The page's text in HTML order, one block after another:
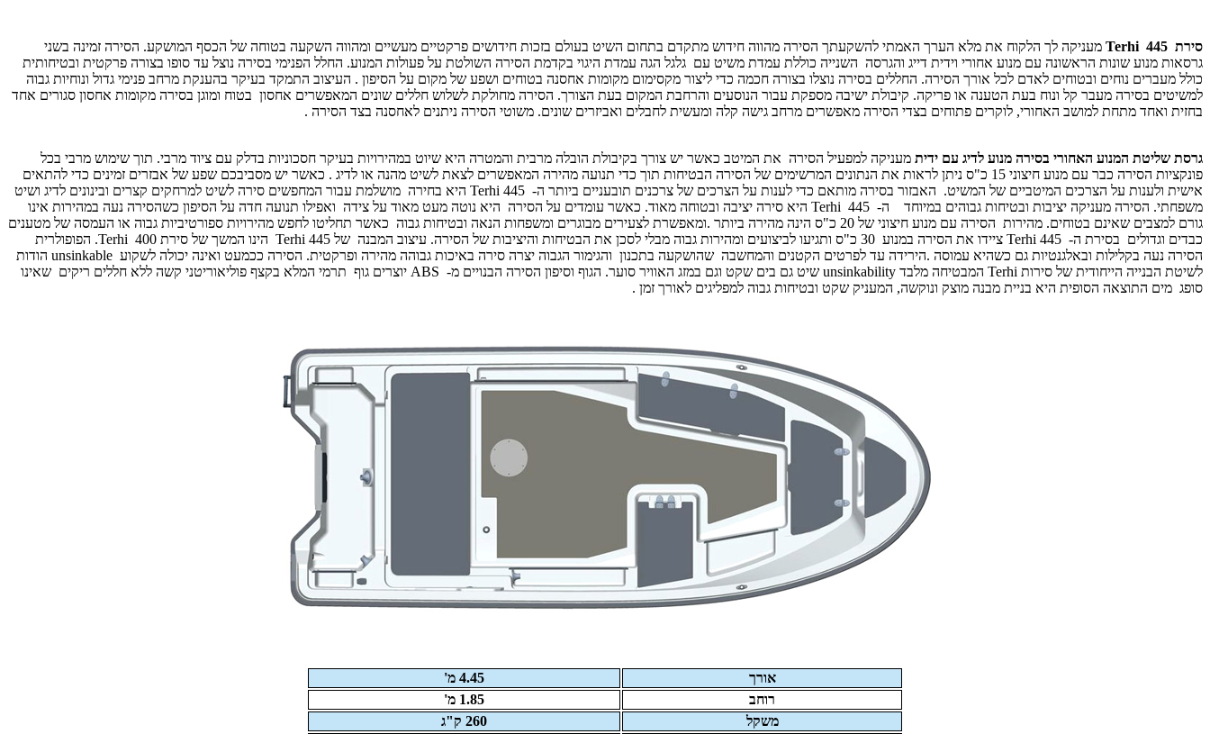
סירת 445
Terhi מעניקה לך הלקוח את מלא הערך האמתי להשקעתך הסירה מהווה חידוש מתקדם בתחום השיט בעולם בזכות חידושים פרקטיים מעשיים ומהווה השקעה בטוחה של הכסף המושקע. הסירה זמינה בשני
גרסאות מנוע שונות הראשונה עם מנוע אחורי וידית דייג והגרסה השנייה כוללת עמדת משיט עם גלגל הגה עמדת היגוי בקדמת הסירה השולטת על פעולות המנוע. החלל הפנימי בסירה נוצל עד סופו בצורה פרקטית ובטיחותית
כולל מעברים נוחים ובטוחים לאדם לכל אורך הסירה. החללים בסירה נוצלו בצורה חכמה כדי ליצור מקסימום מקומות אחסנה בטוחים ושפע של מקום על הסיפון . העיצוב התמקד בעיקר בהענקת מרחב פנימי גדול ונוחיות גבוה
למשיטים בסירה מעבר קל ונוח בעת הטענה או פריקה. קיבולת ישיבה מספקת עבור הנוסעים והרחבת המקום בעת הצורך. הסירה מחולקת לשלוש חללים שונים המאפשרים אחסון בטוח ומוגן בסירה מקומות אחסון סגורים אחד
בחזית ואחד מתחת למושב האחורי, לוקרים פתוחים בצדי הסירה מאפשרים מרחב גישה קלה ומעשית לחבלים ואביזרים שונים. משוטי הסירה ניתנים לאחסנה בצד הסירה .
גרסת שליטת המנוע האחורי בסירה מנוע לדיג עם ידית מעניקה למפעיל הסירה את המיטב כאשר יש צורך בקיבולת הובלה מרבית והמטרה היא שיוט במהירויות בעיקר חסכוניות בדלק עם ציוד מרבי. תוך שימוש מרבי בכל
פונקציות הסירה כבר עם מנוע חיצוני 15 כ"ס ניתן לראות את הנתונים המרשימים של הסירה הבטיחות תוך כדי תנועה מהירה המאפשרים לצאת לשיט מהנה או לדיג . כאשר יש מסביבכם שפע של אבזרים זמינים כדי להתאים
אישית ולענות על הצרכים המיטביים של המשיט. האבזור בסירה מותאם כדי לענות על הצרכים של צרכנים תובעניים ביותר ה- 445
Terhi היא בחירה מושלמת עבור המחפשים סירה לשיט למרחקים קצרים ובינונים לדיג ושיט
משפחתי. הסירה מעניקה יציבות ובטיחות גבוהים במיוחד ה- 445
Terhi היא סירה יציבה ובטוחה מאוד. כאשר עומדים על הסירה היא נוטה מעט מאוד על צידה ואפילו תנועה חדה על הסיפון כשהסירה נעה במהירות אינו
גורם למצבים שאינם בטוחים. מהירות הסירה עם מנוע חיצוני של 20 כ"ס הינה מהירה ביותר .ומאפשרת לצעירים מבוגרים ומשפחות הנאה ובטיחות גבוה כאשר תחליטו לחפש מהירויות ספורטיביות גבוה או העמסה של מטענים
כבדים וגדולים בסירת ה- 445
Terhi ציידו את הסירה במנוע 30 כ"ס ותגיעו לביצועים ומהירות גבוה מבלי לסכן את הבטיחות והיציבות של הסירה. עיצוב המבנה של 445 Terhi הינו המשך של סירת 400 Terhi. הפופולרית
הסירה נעה בקלילות ובאלגנטיות גם כשהיא עמוסה .הירידה עד לפרטים הקטנים והמחשבה שהושקעה בתכנון והגימור הגבוה יצרה סירה באיכות גבוהה מהירה ופרקטית. הסירה ככמעט ואינה יכולה לשקוע unsinkable הודות
לשיטת הבנייה הייחודית של סירות Terhi המבטיחה מלבד unsinkability שיט גם בים שקט וגם במזג האוויר סוער. הגוף וסיפון הסירה הבנויים מ- ABS יוצרים גוף תרמי המלא בקצף פוליאוריטני קשה ללא חללים ריקים שאינו
סופג מים התוצאה הסופית היא בניית מבנה מוצק ונוקשה, המעניק שקט ובטיחות גבוה למפליגים לאורך זמן .
אורך
4.45 מ'
רוחב
1.85 מ'
משקל
260 ק"ג